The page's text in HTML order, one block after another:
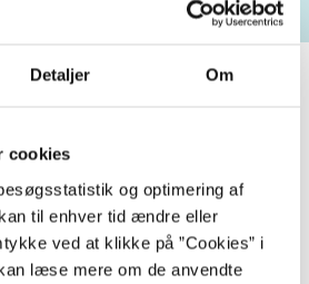
Detaljer Om
cookies
og optimering af
til enhver tid ændre eller
ved at klikke på ”Cookies” i
læse mere om de anvendte
dolor sit amet ...